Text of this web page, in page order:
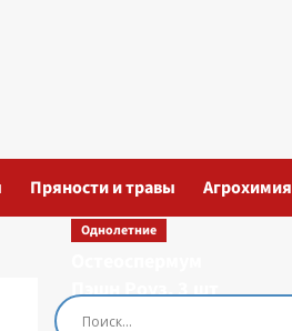
Пряности и травы Агрохимия
Однолетние
Пэшн Роуз, 3 шт
семян (Лучшая